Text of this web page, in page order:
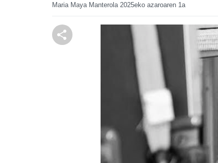
Maria Maya Manterola 2025eko azaroaren 1a